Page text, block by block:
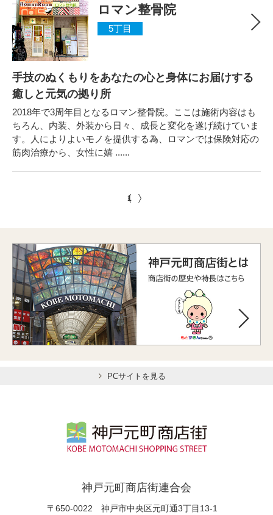
ロマン整骨院
5丁目
手技のぬくもりをあなたの心と身体にお届けする
癒しと元気の拠り所
2018年で3周年目となるロマン整骨院。ここは施術内容はも
ちろん、内装、外装から日々、成長と変化を遂げ続けていま
す。人によりよいモノを提供する為、ロマンでは保険対応の
筋肉治療から、女性に嬉 ......
1
PCサイトを見る
神戸元町商店街連合会
〒650-0022 神戸市中央区元町通3丁目13-1